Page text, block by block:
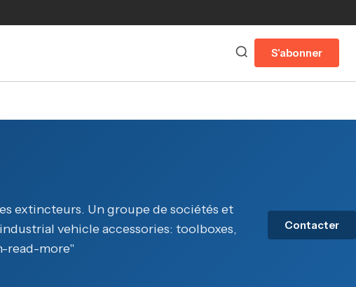
S'abonner
extincteurs. Un groupe de sociétés et
vehicle accessories: toolboxes,
read-more"
Contacter